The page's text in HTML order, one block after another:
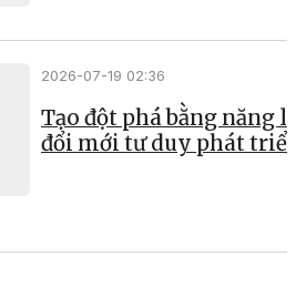
2026-07-19 02:36
Tạo đột phá bằng năng
đổi mới tư duy phát